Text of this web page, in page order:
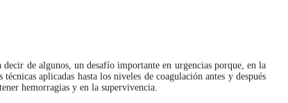
de algunos, un desafío importante en urgencias porque, en la
aplicadas hasta los niveles de coagulación antes y después
hemorragias y en la supervivencia.